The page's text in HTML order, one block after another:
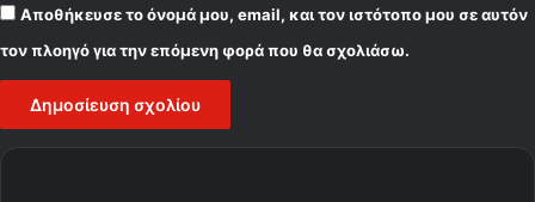
Αποθήκευσε το όνομά μου, email, και τον ιστότοπο μου σε αυτόν
τον πλοηγό για την επόμενη φορά που θα σχολιάσω.